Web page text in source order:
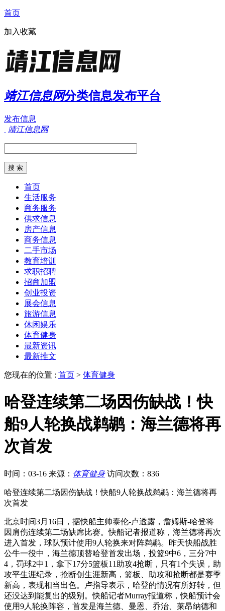
首页
加入收藏
靖江信息网分类信息发布平台
发布信息
靖江信息网
首页
生活服务
商务服务
供求信息
房产信息
商务信息
二手市场
教育培训
求职招聘
招商加盟
创业投资
展会信息
旅游信息
休闲娱乐
体育健身
最新资讯
最新推文
您现在的位置 : 首页 > 体育健身
哈登连续第二场因伤缺战！快
船9人轮换战鹈鹕：海兰德将再
次首发
时间：03-16 来源： 体育健身 访问次数：836
哈登连续第二场因伤缺战！快船9人轮换战鹈鹕：海兰德将再
次首发
北京时间3月16日，据快船主帅泰伦-卢透露，詹姆斯-哈登将
因肩伤连续第二场缺席比赛。快船记者报道称，海兰德将再次
进入首发，球队预计使用9人轮换来对阵鹈鹕。昨天快船战胜
公牛一役中，海兰德顶替哈登首发出场，投篮9中6，三分7中
4，罚球2中1，拿下17分5篮板11助攻4抢断，只有1个失误，助
攻平生涯纪录，抢断创生涯新高，篮板、助攻和抢断都是赛季
新高，表现相当出色。卢指导表示，哈登的情况有所好转，但
还没达到能复出的级别。快船记者Murray报道称，快船预计会
使用9人轮换阵容，首发是海兰德、曼恩、乔治、莱昂纳德和